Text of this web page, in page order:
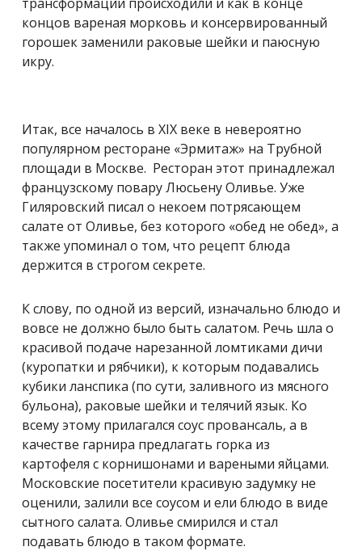
концов вареная морковь и консервированный
горошек заменили раковые шейки и паюсную
икру.
Итак, все началось в XIX веке в невероятно
популярном ресторане «Эрмитаж» на Трубной
площади в Москве. Ресторан этот принадлежал
французскому повару Люсьену Оливье. Уже
Гиляровский писал о некоем потрясающем
салате от Оливье, без которого «обед не обед», а
также упоминал о том, что рецепт блюда
держится в строгом секрете.
К слову, по одной из версий, изначально блюдо и
вовсе не должно было быть салатом. Речь шла о
красивой подаче нарезанной ломтиками дичи
(куропатки и рябчики), к которым подавались
кубики ланспика (по сути, заливного из мясного
бульона), раковые шейки и телячий язык. Ко
всему этому прилагался соус провансаль, а в
качестве гарнира предлагать горка из
картофеля с корнишонами и вареными яйцами.
Московские посетители красивую задумку не
оценили, залили все соусом и ели блюдо в виде
сытного салата. Оливье смирился и стал
подавать блюдо в таком формате.